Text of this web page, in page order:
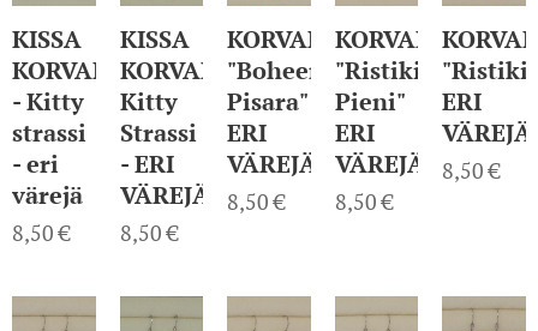
KISSA
KORVAKORUT
- Kitty
strassi
- eri
värejä
8,50€
KISSA
KORVAKORUT
Kitty
Strassi
- ERI
VÄREJÄ
8,50€
KORVAKORUT
"Boheemi
Pisara"
ERI
VÄREJÄ
8,50€
KORVAKORUT
"Ristikivi
Pieni"
ERI
VÄREJÄ
8,50€
ERI
VÄREJÄ
8,50€